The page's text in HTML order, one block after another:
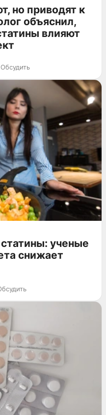
но приводят к
объяснил,
влияют
Обсудить
ученые
снижает